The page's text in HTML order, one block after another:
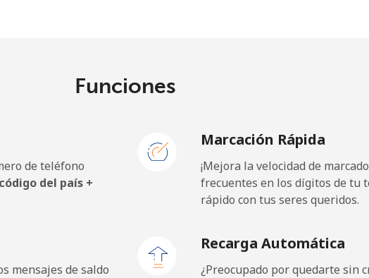
9 min por ⁦£10⁩
52 min por ⁦£10⁩
Funciones
de teléfono
código del país +
Marcación Rápida
¡Mejora la velocidad de
frecuentes en los dígitos de tu
rápido con tus seres queridos.
mensajes de saldo
Recarga Automática
¿Preocupado por quedarte sin